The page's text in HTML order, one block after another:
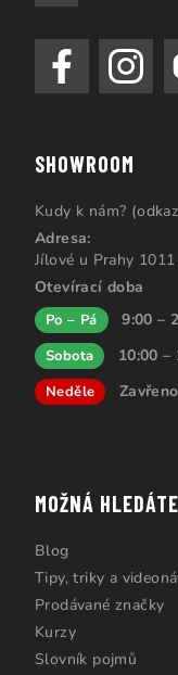
SHOWROOM
Kudy k nám?
Adresa:
Jílové u Prahy
Otevírací doba
Po – Pá 9:00 –
Sobota 10:00 –
Neděle
MOŽNÁ HLEDÁTE
Blog
Tipy, triky a
Prodávané značky
Kurzy
Slovník pojmů